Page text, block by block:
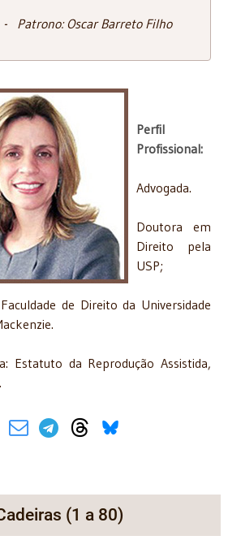
Patrono: Oscar Barreto Filho
Perfil
Profissional:
Advogada.
Doutora em
Direito pela
USP;
de Direito da Universidade
Estatuto da Reprodução Assistida,
Social Media
(1 a 80)